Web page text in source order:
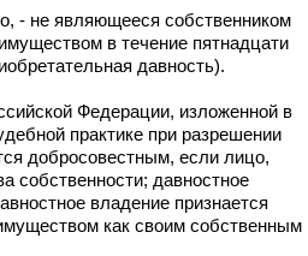
- не являющееся собственником
в течение пятнадцати
давность).
Федерации, изложенной в
практике при разрешении
добросовестным, если лицо,
собственности; давностное
владение признается
как своим собственным